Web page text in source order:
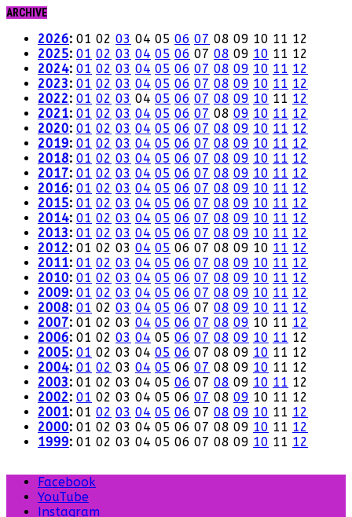
ARCHIVE
2026: 01 02 03 04 05 06 07 08 09 10 11 12
2025: 01 02 03 04 05 06 07 08 09 10 11 12
2024: 01 02 03 04 05 06 07 08 09 10 11 12
2023: 01 02 03 04 05 06 07 08 09 10 11 12
2022: 01 02 03 04 05 06 07 08 09 10 11 12
2021: 01 02 03 04 05 06 07 08 09 10 11 12
2020: 01 02 03 04 05 06 07 08 09 10 11 12
2019: 01 02 03 04 05 06 07 08 09 10 11 12
2018: 01 02 03 04 05 06 07 08 09 10 11 12
2017: 01 02 03 04 05 06 07 08 09 10 11 12
2016: 01 02 03 04 05 06 07 08 09 10 11 12
2015: 01 02 03 04 05 06 07 08 09 10 11 12
2014: 01 02 03 04 05 06 07 08 09 10 11 12
2013: 01 02 03 04 05 06 07 08 09 10 11 12
2012: 01 02 03 04 05 06 07 08 09 10 11 12
2011: 01 02 03 04 05 06 07 08 09 10 11 12
2010: 01 02 03 04 05 06 07 08 09 10 11 12
2009: 01 02 03 04 05 06 07 08 09 10 11 12
2008: 01 02 03 04 05 06 07 08 09 10 11 12
2007: 01 02 03 04 05 06 07 08 09 10 11 12
2006: 01 02 03 04 05 06 07 08 09 10 11 12
2005: 01 02 03 04 05 06 07 08 09 10 11 12
2004: 01 02 03 04 05 06 07 08 09 10 11 12
2003: 01 02 03 04 05 06 07 08 09 10 11 12
2002: 01 02 03 04 05 06 07 08 09 10 11 12
2001: 01 02 03 04 05 06 07 08 09 10 11 12
2000: 01 02 03 04 05 06 07 08 09 10 11 12
1999: 01 02 03 04 05 06 07 08 09 10 11 12
Facebook
YouTube
Instagram